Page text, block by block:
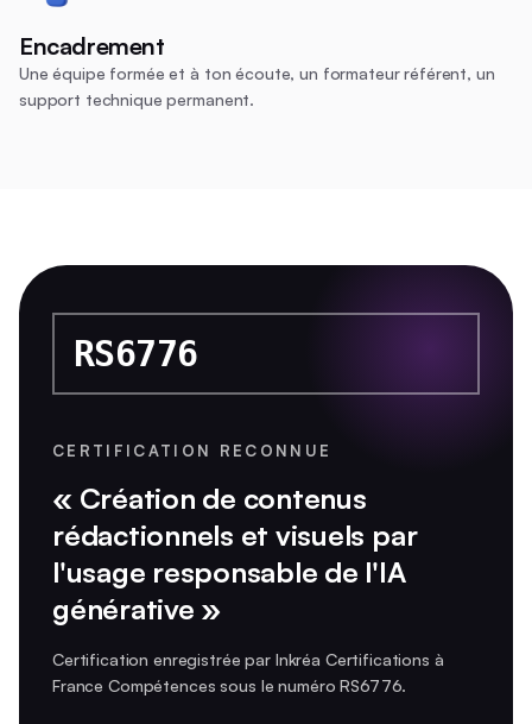
Encadrement
Une équipe formée et à ton écoute, un formateur référent, un
support technique permanent.
RS6776
CERTIFICATION RECONNUE
« Création de contenus
rédactionnels et visuels par
l'usage responsable de l'IA
générative »
Certification enregistrée par Inkréa Certifications à
France Compétences sous le numéro RS6776.